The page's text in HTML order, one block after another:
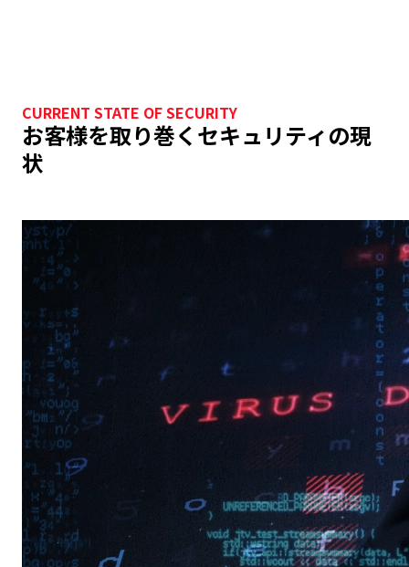
CURRENT STATE OF SECURITY
お客様を取り巻くセキュリティの現
状